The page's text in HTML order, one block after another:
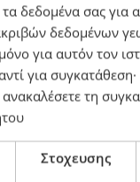
στα βιοκτόνα
τα δεδομένα σας
δεδομένων
για αυτόν τον
για συγκατάθεση·
τη
Στοχευσης